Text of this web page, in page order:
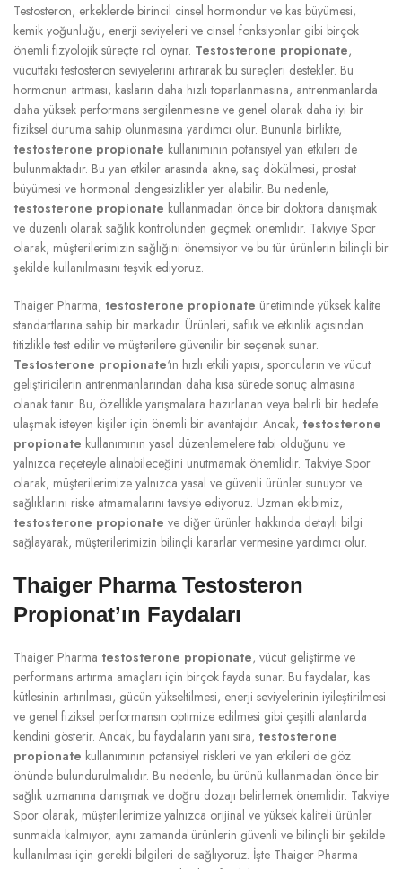
Testosteron, erkeklerde birincil cinsel hormondur ve kas büyümesi,
kemik yoğunluğu, enerji seviyeleri ve cinsel fonksiyonlar gibi birçok
önemli fizyolojik süreçte rol oynar. Testosterone propionate,
vücuttaki testosteron seviyelerini artırarak bu süreçleri destekler. Bu
hormonun artması, kasların daha hızlı toparlanmasına, antrenmanlarda
daha yüksek performans sergilenmesine ve genel olarak daha iyi bir
fiziksel duruma sahip olunmasına yardımcı olur. Bununla birlikte,
testosterone propionate kullanımının potansiyel yan etkileri de
bulunmaktadır. Bu yan etkiler arasında akne, saç dökülmesi, prostat
büyümesi ve hormonal dengesizlikler yer alabilir. Bu nedenle,
testosterone propionate kullanmadan önce bir doktora danışmak
ve düzenli olarak sağlık kontrolünden geçmek önemlidir. Takviye Spor
olarak, müşterilerimizin sağlığını önemsiyor ve bu tür ürünlerin bilinçli bir
şekilde kullanılmasını teşvik ediyoruz.
Thaiger Pharma, testosterone propionate üretiminde yüksek kalite
standartlarına sahip bir markadır. Ürünleri, saflık ve etkinlik açısından
titizlikle test edilir ve müşterilere güvenilir bir seçenek sunar.
Testosterone propionate‘ın hızlı etkili yapısı, sporcuların ve vücut
geliştiricilerin antrenmanlarından daha kısa sürede sonuç almasına
olanak tanır. Bu, özellikle yarışmalara hazırlanan veya belirli bir hedefe
ulaşmak isteyen kişiler için önemli bir avantajdır. Ancak, testosterone
propionate kullanımının yasal düzenlemelere tabi olduğunu ve
yalnızca reçeteyle alınabileceğini unutmamak önemlidir. Takviye Spor
olarak, müşterilerimize yalnızca yasal ve güvenli ürünler sunuyor ve
sağlıklarını riske atmamalarını tavsiye ediyoruz. Uzman ekibimiz,
testosterone propionate ve diğer ürünler hakkında detaylı bilgi
sağlayarak, müşterilerimizin bilinçli kararlar vermesine yardımcı olur.
Thaiger Pharma Testosteron
Propionat’ın Faydaları
Thaiger Pharma testosterone propionate, vücut geliştirme ve
performans artırma amaçları için birçok fayda sunar. Bu faydalar, kas
kütlesinin artırılması, gücün yükseltilmesi, enerji seviyelerinin iyileştirilmesi
ve genel fiziksel performansın optimize edilmesi gibi çeşitli alanlarda
kendini gösterir. Ancak, bu faydaların yanı sıra, testosterone
propionate kullanımının potansiyel riskleri ve yan etkileri de göz
önünde bulundurulmalıdır. Bu nedenle, bu ürünü kullanmadan önce bir
sağlık uzmanına danışmak ve doğru dozajı belirlemek önemlidir. Takviye
Spor olarak, müşterilerimize yalnızca orijinal ve yüksek kaliteli ürünler
sunmakla kalmıyor, aynı zamanda ürünlerin güvenli ve bilinçli bir şekilde
kullanılması için gerekli bilgileri de sağlıyoruz. İşte Thaiger Pharma